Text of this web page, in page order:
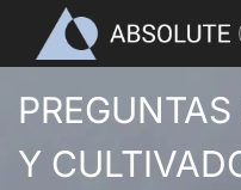
content
Y